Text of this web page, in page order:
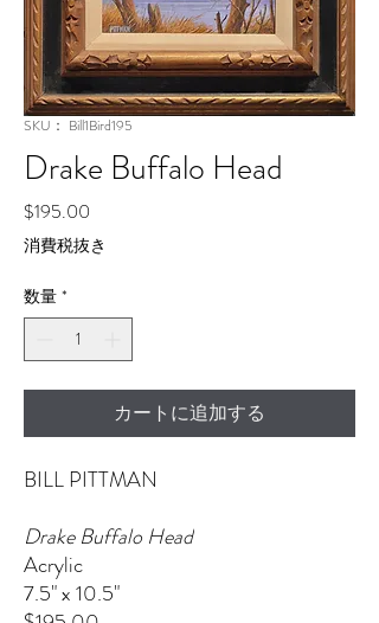
SKU： Bill1Bird195
Drake Buffalo Head
$195.00
格
消費税抜き
数量 *
カートに追加する
BILL PITTMAN
Drake Buffalo Head
Acrylic
7.5" x 10.5"